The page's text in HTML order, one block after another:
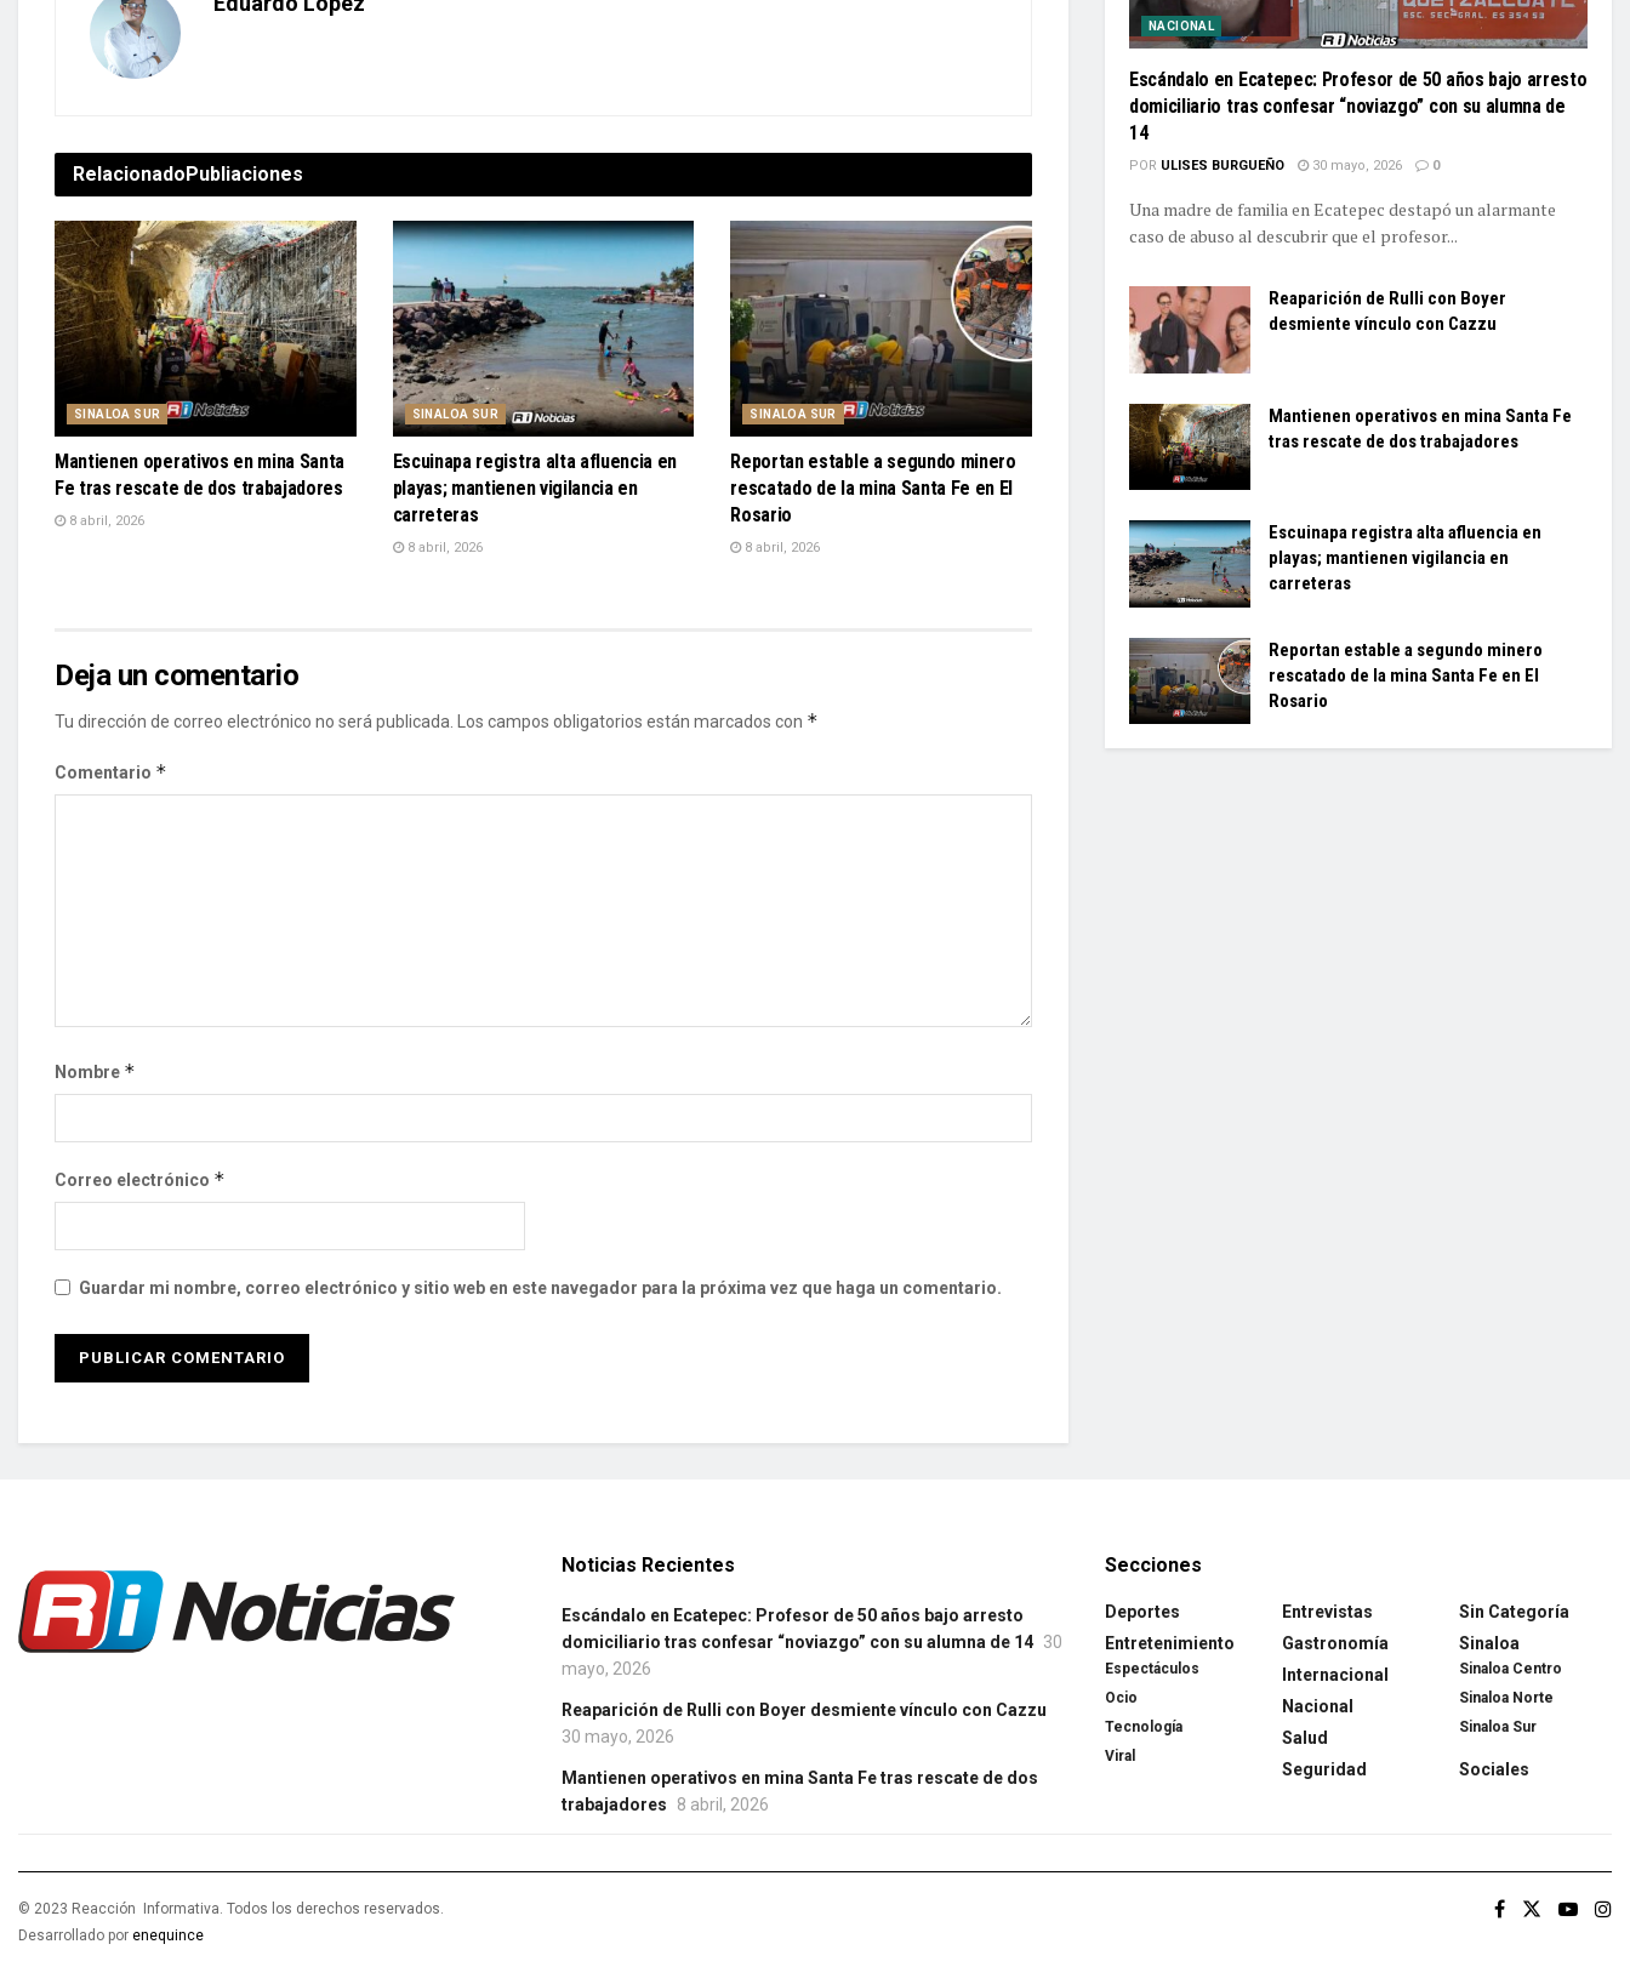
RelacionadoPubliaciones
SINALOA SUR
Mantienen operativos en mina Santa
Fe tras rescate de dos trabajadores
8 abril, 2026
SINALOA SUR
Escuinapa registra alta afluencia en
playas; mantienen vigilancia en
carreteras
8 abril, 2026
SINALOA SUR
Reportan estable a segundo minero
rescatado de la mina Santa Fe en El
Rosario
8 abril, 2026
Deja un comentario
Tu dirección de correo electrónico no será publicada. Los campos obligatorios están marcados con *
Comentario *
Nombre *
Correo electrónico *
Guardar mi nombre, correo electrónico y sitio web en este navegador para la próxima vez que haga un comentario.
NACIONAL
Escándalo en Ecatepec: Profesor de 50 años bajo arresto
domiciliario tras confesar “noviazgo” con su alumna de
14
POR ULISES BURGUEÑO 30 mayo, 2026 0
Una madre de familia en Ecatepec destapó un alarmante
caso de abuso al descubrir que el profesor...
Reaparición de Rulli con Boyer
desmiente vínculo con Cazzu
Mantienen operativos en mina Santa Fe
tras rescate de dos trabajadores
Escuinapa registra alta afluencia en
playas; mantienen vigilancia en
carreteras
Reportan estable a segundo minero
rescatado de la mina Santa Fe en El
Rosario
Noticias Recientes
Escándalo en Ecatepec: Profesor de 50 años bajo arresto
domiciliario tras confesar “noviazgo” con su alumna de 14 30
mayo, 2026
Reaparición de Rulli con Boyer desmiente vínculo con Cazzu
30 mayo, 2026
Mantienen operativos en mina Santa Fe tras rescate de dos
trabajadores
8 abril, 2026
Secciones
Deportes
Entretenimiento
Espectáculos
Ocio
Tecnología
Viral
Entrevistas
Gastronomía
Internacional
Nacional
Salud
Seguridad
Sin Categoría
Sinaloa
Sinaloa Centro
Sinaloa Norte
Sinaloa Sur
Sociales
© 2023 Reacción Informativa. Todos los derechos reservados.
Desarrollado por enequince